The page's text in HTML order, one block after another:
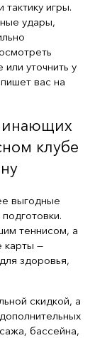
игры.
удары,
уточнить у
вас на
клубе
выгодные
теннисом, а
карты —
здоровья,
скидкой, а
бассейна,